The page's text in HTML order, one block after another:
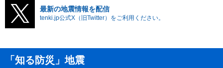
最新の地震情報を配信
tenki.jp公式X（旧Twitter）をご利用ください。
「知る防災」地震